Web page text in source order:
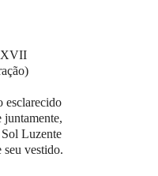
esclarecido
Luzente
seu vestido.